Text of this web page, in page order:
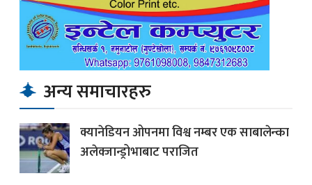
अन्य समाचारहरु
क्यानेडियन ओपनमा विश्व नम्बर एक साबालेन्का
अलेक्जान्ड्रोभाबाट पराजित